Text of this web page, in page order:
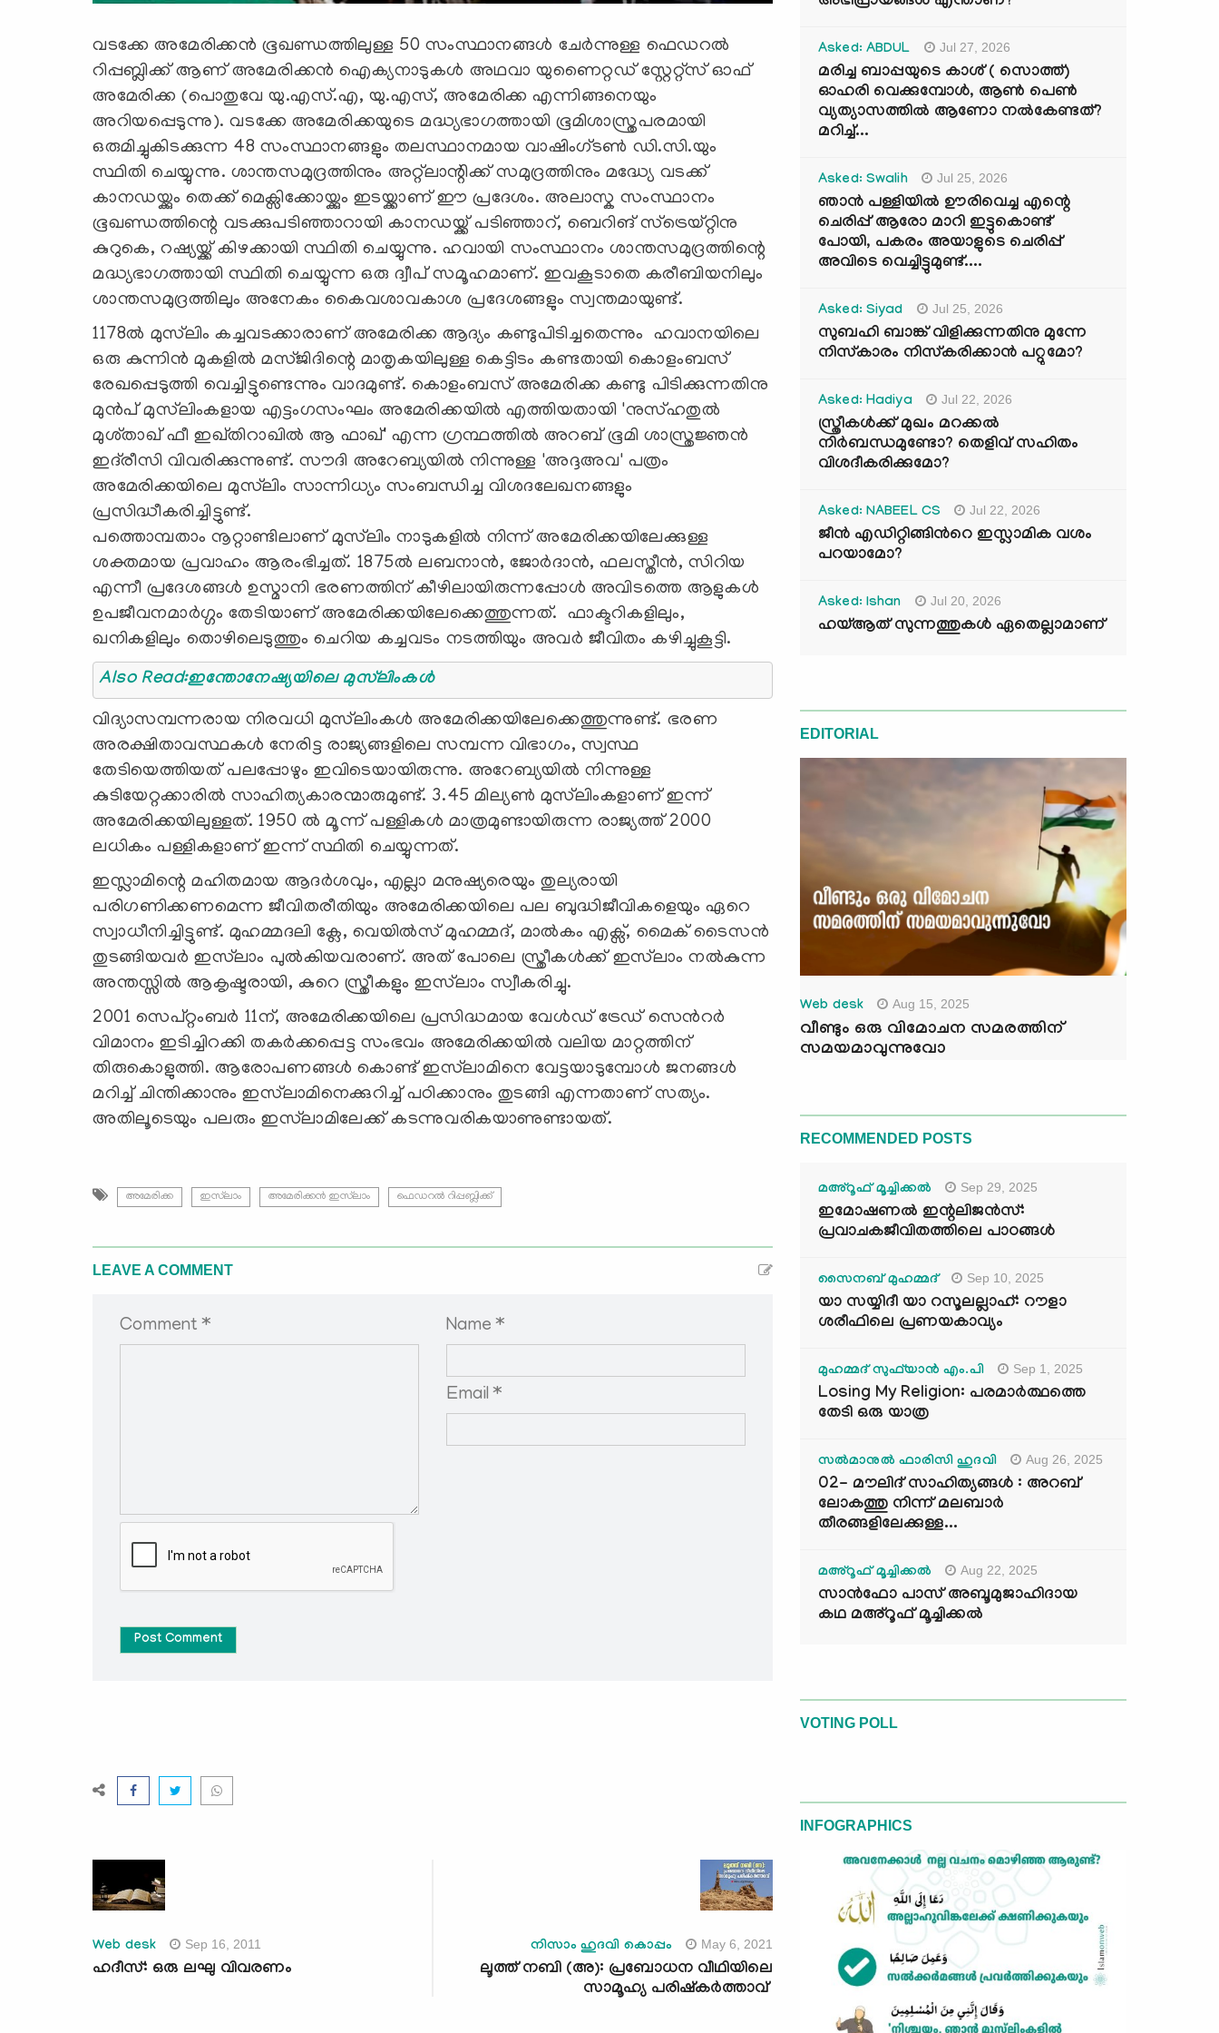
വടക്കേ അമേരിക്കൻ ഭൂഖണ്ഡത്തിലുള്ള 50 സംസ്ഥാനങ്ങൾ ചേർന്നുള്ള ഫെഡറൽ
റിപ്പബ്ലിക്ക്‌ ആണ്‌ അമേരിക്കൻ ഐക്യനാടുകൾ അഥവാ യുണൈറ്റഡ്‌ സ്റ്റേറ്റ്‌സ്‌ ഓഫ്‌
അമേരിക്ക (പൊതുവേ യു.എസ്‌.എ, യു.എസ്‌, അമേരിക്ക എന്നിങ്ങനെയും
അറിയപ്പെടുന്നു). വടക്കേ അമേരിക്കയുടെ മദ്ധ്യഭാഗത്തായി ഭൂമിശാസ്ത്രപരമായി
ഒരുമിച്ചുകിടക്കുന്ന 48 സംസ്ഥാനങ്ങളും തലസ്ഥാനമായ വാഷിംഗ്ടൺ ഡി.സി.യും
സ്ഥിതി ചെയ്യുന്നു. ശാന്തസമുദ്രത്തിനും അറ്റ്‌ലാന്റിക്ക് സമുദ്രത്തിനും മദ്ധ്യേ വടക്ക്
കാനഡയ്ക്കും തെക്ക് മെക്സിക്കോയ്ക്കും ഇടയ്ക്കാണ്‌ ഈ പ്രദേശം. അലാസ്ക സംസ്ഥാനം
ഭൂഖണ്ഡത്തിന്റെ വടക്കുപടിഞ്ഞാറായി കാനഡയ്ക്ക് പടിഞ്ഞാറ്, ബെറിങ് സ്ട്രെയ്റ്റിനു
കുറുകെ, റഷ്യയ്ക്ക് കിഴക്കായി സ്ഥിതി ചെയ്യുന്നു. ഹവായി സംസ്ഥാനം ശാന്തസമുദ്രത്തിന്റെ
മദ്ധ്യഭാഗത്തായി സ്ഥിതി ചെയ്യുന്ന ഒരു ദ്വീപ് സമൂഹമാണ്‌. ഇവകൂടാതെ കരീബിയനിലും
ശാന്തസമുദ്രത്തിലും അനേകം കൈവശാവകാശ പ്രദേശങ്ങളും സ്വന്തമായുണ്ട്.
1178ല്‍ മുസ്‍ലിം കച്ചവടക്കാരാണ് അമേരിക്ക ആദ്യം കണ്ടുപിടിച്ചതെന്നും ഹവാനയിലെ
ഒരു കുന്നിൻ മുകളിൽ മസ്ജിദിന്റെ മാതൃകയിലുള്ള കെട്ടിടം കണ്ടതായി കൊളംബസ്
രേഖപ്പെടുത്തി വെച്ചിട്ടുണ്ടെന്നും വാദമുണ്ട്. കൊളംബസ് അമേരിക്ക കണ്ടു പിടിക്കുന്നതിനു
മുൻപ് മുസ്‍ലിംകളായ എട്ടംഗസംഘം അമേരിക്കയിൽ എത്തിയതായി 'നുസ്ഹതുൽ
മുശ്താഖ് ഫീ ഇഖ്തിറാഖിൽ ആ ഫാഖ്' എന്ന ഗ്രന്ഥത്തിൽ അറബ് ഭൂമി ശാസ്ത്രജ്ഞൻ
ഇദ്‍രീസി വിവരിക്കുന്നുണ്ട്. സൗദി അറേബ്യയിൽ നിന്നുള്ള 'അദ്ദഅവ' പത്രം
അമേരിക്കയിലെ മുസ്‌ലിം സാന്നിധ്യം സംബന്ധിച്ച വിശദലേഖനങ്ങളും
പ്രസിദ്ധീകരിച്ചിട്ടുണ്ട്.
പത്തൊമ്പതാം നൂറ്റാണ്ടിലാണ് മുസ്‍ലിം നാടുകളിൽ നിന്ന് അമേരിക്കയിലേക്കുള്ള
ശക്തമായ പ്രവാഹം ആരംഭിച്ചത്. 1875ല്‍ ലബനാൻ, ജോർദാൻ, ഫലസ്തീൻ, സിറിയ
എന്നീ പ്രദേശങ്ങൾ ഉസ്മാനി ഭരണത്തിന് കീഴിലായിരുന്നപ്പോൾ അവിടത്തെ ആളുകൾ
ഉപജീവനമാർഗ്ഗം തേടിയാണ് അമേരിക്കയിലേക്കെത്തുന്നത്. ഫാക്ടറികളിലും,
ഖനികളിലും തൊഴിലെടുത്തും ചെറിയ കച്ചവടം നടത്തിയും അവർ ജീവിതം കഴിച്ചുകൂട്ടി.
Also Read:ഇന്തോനേഷ്യയിലെ മുസ്‌ലിംകള്‍
വിദ്യാസമ്പന്നരായ നിരവധി മുസ്‍ലിംകൾ അമേരിക്കയിലേക്കെത്തുന്നുണ്ട്. ഭരണ
അരക്ഷിതാവസ്ഥകൾ നേരിട്ട രാജ്യങ്ങളിലെ സമ്പന്ന വിഭാഗം, സ്വസ്ഥ
തേടിയെത്തിയത് പലപ്പോഴും ഇവിടെയായിരുന്നു. അറേബ്യയിൽ നിന്നുള്ള
കുടിയേറ്റക്കാരിൽ സാഹിത്യകാരന്മാരുമുണ്ട്. 3.45 മില്യൺ മുസ്‍ലിംകളാണ് ഇന്ന്
അമേരിക്കയിലുള്ളത്. 1950 ൽ മൂന്ന് പള്ളികൾ മാത്രമുണ്ടായിരുന്ന രാജ്യത്ത് 2000
ലധികം പള്ളികളാണ് ഇന്ന് സ്ഥിതി ചെയ്യുന്നത്.
ഇസ്ലാമിന്റെ മഹിതമായ ആദർശവും, എല്ലാ മനുഷ്യരെയും തുല്യരായി
പരിഗണിക്കണമെന്ന ജീവിതരീതിയും അമേരിക്കയിലെ പല ബുദ്ധിജീവികളെയും ഏറെ
സ്വാധീനിച്ചിട്ടുണ്ട്. മുഹമ്മദലി ക്ലേ, വെയിൽസ് മുഹമ്മദ്, മാൽകം എക്സ്, മൈക് ടൈസൻ
തുടങ്ങിയവർ ഇസ്‍ലാം പുൽകിയവരാണ്. അത് പോലെ സ്ത്രീകൾക്ക് ഇസ്‍ലാം നൽകുന്ന
അന്തസ്സിൽ ആകൃഷ്ടരായി, കുറെ സ്ത്രീകളും ഇസ്‍ലാം സ്വീകരിച്ചു.
2001 സെപ്റ്റംബർ 11ന്, അമേരിക്കയിലെ പ്രസിദ്ധമായ വേൾഡ് ട്രേഡ് സെൻറർ
വിമാനം ഇടിച്ചിറക്കി തകർക്കപ്പെട്ട സംഭവം അമേരിക്കയിൽ വലിയ മാറ്റത്തിന്
തിരുകൊളുത്തി. ആരോപണങ്ങൾ കൊണ്ട് ഇസ്‍ലാമിനെ വേട്ടയാടുമ്പോൾ ജനങ്ങൾ
മറിച്ച് ചിന്തിക്കാനും ഇസ്‍ലാമിനെക്കുറിച്ച് പഠിക്കാനും തുടങ്ങി എന്നതാണ് സത്യം.
അതിലൂടെയും പലരും ഇസ്‍ലാമിലേക്ക് കടന്നുവരികയാണുണ്ടായത്.
അമേരിക്ക ഇസ്‍ലാം അമേരിക്കന്‍ ഇസ്‍ലാം ഫെഡറൽ റിപ്പബ്ലിക്ക്‌
LEAVE A COMMENT
Comment * Name *
Email *
Post Comment
Web desk Sep 16, 2011
ഹദീസ്: ഒരു ലഘു വിവരണം
നിസാം ഹുദവി കൊപ്പം May 6, 2021
ലൂത്ത് നബി (അ): പ്രബോധന വീഥിയിലെ
സാമൂഹ്യ പരിഷ്‌കർത്താവ്
Asked: ABDUL Jul 27, 2026
മരിച്ച ബാപ്പയുടെ കാശ് ( സൊത്ത്)
ഓഹരി വെക്കുമ്പോൾ, ആണ്‍ പെണ്‍
വ്യത്യാസത്തില്‍ ആണോ നല്‍കേണ്ടത്?
മറിച്ച്...
Asked: Swalih Jul 25, 2026
ഞാൻ പള്ളിയിൽ ഊരിവെച്ച എന്റെ
ചെരിപ്പ് ആരോ മാറി ഇട്ടുകൊണ്ട്
പോയി, പകരം അയാളുടെ ചെരിപ്പ്
അവിടെ വെച്ചിട്ടുമുണ്ട്....
Asked: Siyad Jul 25, 2026
സുബഹി ബാങ്ക് വിളിക്കുന്നതിനു മുന്നേ
നിസ്കാരം നിസ്കരിക്കാൻ പറ്റുമോ?
Asked: Hadiya Jul 22, 2026
സ്ത്രീകൾക്ക് മുഖം മറക്കൽ
നിർബന്ധമുണ്ടോ? തെളിവ് സഹിതം
വിശദീകരിക്കുമോ?
Asked: NABEEL CS Jul 22, 2026
ജീൻ എഡിറ്റിങ്ങിന്‍റെ ഇസ്ലാമിക വശം
പറയാമോ?
Asked: Ishan Jul 20, 2026
ഹയ്ആത് സുന്നത്തുകൾ ഏതെല്ലാമാണ്
EDITORIAL
Web desk Aug 15, 2025
വീണ്ടും ഒരു വിമോചന സമരത്തിന്
സമയമാവുന്നുവോ
RECOMMENDED POSTS
മഅ്റൂഫ് മൂച്ചിക്കല്‍ Sep 29, 2025
ഇമോഷണൽ ഇന്റലിജൻസ്:
പ്രവാചകജീവിതത്തിലെ പാഠങ്ങൾ
സൈനബ് മുഹമ്മദ് Sep 10, 2025
യാ സയ്യിദീ യാ റസൂലല്ലാഹ്: റൗളാ
ശരീഫിലെ പ്രണയകാവ്യം
മുഹമ്മദ് സുഫ്‌യാൻ എം.പി Sep 1, 2025
Losing My Religion: പരമാർത്ഥത്തെ
തേടി ഒരു യാത്ര
സൽമാനുൽ ഫാരിസി ഹുദവി Aug 26, 2025
02- മൗലിദ് സാഹിത്യങ്ങൾ : അറബ്
ലോകത്തു നിന്ന് മലബാർ
തീരങ്ങളിലേക്കുള്ള...
മഅ്റൂഫ് മൂച്ചിക്കല്‍ Aug 22, 2025
സാൻഫോ പാസ് അബൂമുജാഹിദായ
കഥ മഅ്റൂഫ് മൂച്ചിക്കല്‍
VOTING POLL
INFOGRAPHICS